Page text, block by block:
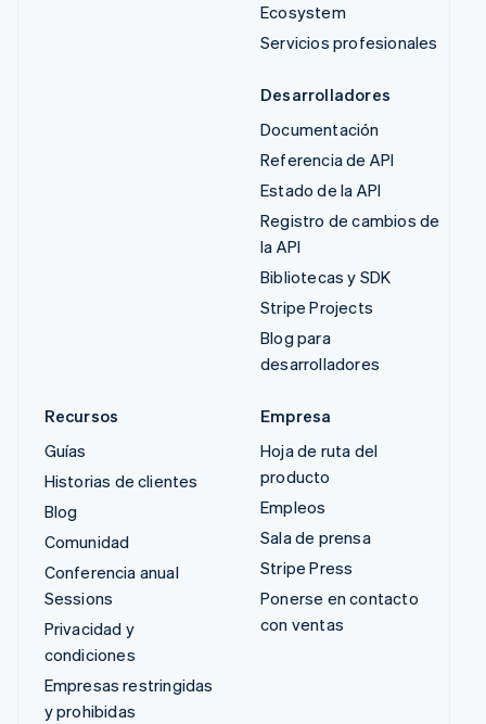
Ecosystem
Servicios profesionales
Desarrolladores
Documentación
Referencia de API
Estado de la API
Registro de cambios de
la API
Bibliotecas y SDK
Stripe Projects
Blog para
desarrolladores
Recursos
Guías
Historias de clientes
Blog
Comunidad
Conferencia anual
Sessions
Privacidad y
condiciones
Empresas restringidas
y prohibidas
Empresa
Hoja de ruta del
producto
Empleos
Sala de prensa
Stripe Press
Ponerse en contacto
con ventas